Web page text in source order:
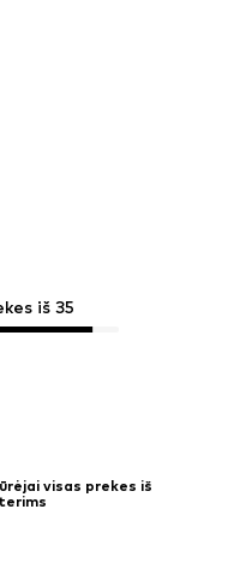
iš 35
visas prekes iš